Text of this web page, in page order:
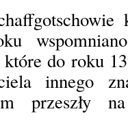
do roku
innego
przeszły na